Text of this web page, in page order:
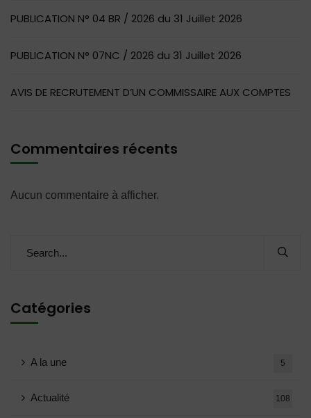
PUBLICATION N° 04 BR / 2026 du 31 Juillet 2026
PUBLICATION N° 07NC / 2026 du 31 Juillet 2026
AVIS DE RECRUTEMENT D’UN COMMISSAIRE AUX COMPTES
Commentaires récents
Aucun commentaire à afficher.
Catégories
A la une 5
Actualité 108